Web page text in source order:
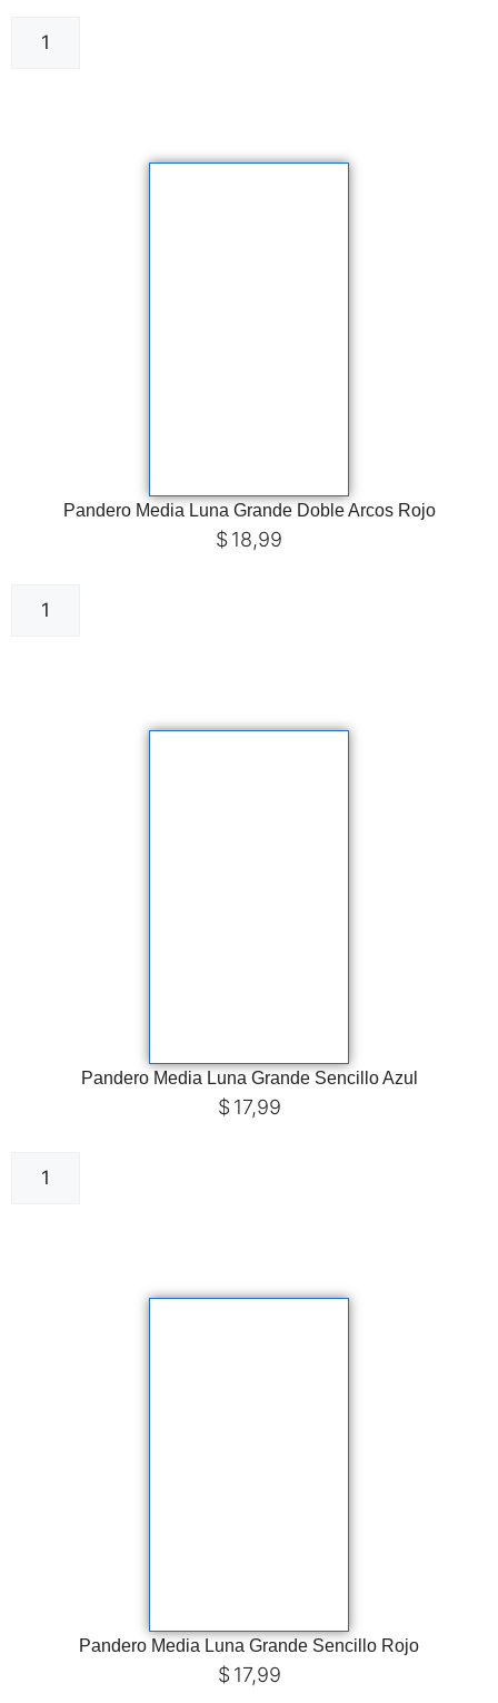
Pandero Media Luna Grande Doble Arcos Rojo
$18,99
Pandero Media Luna Grande Sencillo Azul
$ 17,99
Pandero Media Luna Grande Sencillo Rojo
$ 17,99